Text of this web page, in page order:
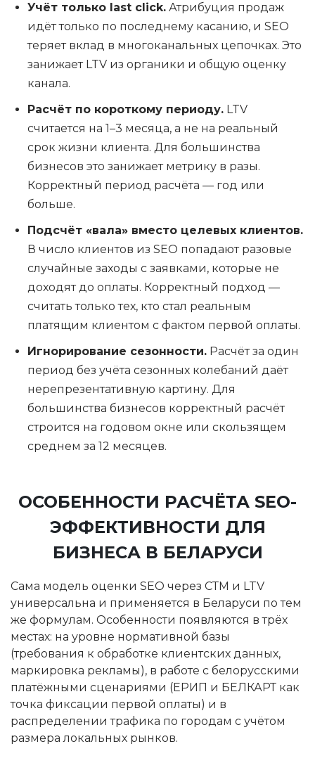
Учёт только last click. Атрибуция продаж
идёт только по последнему касанию, и SEO
теряет вклад в многоканальных цепочках. Это
занижает LTV из органики и общую оценку
канала.
Расчёт по короткому периоду. LTV
считается на 1–3 месяца, а не на реальный
срок жизни клиента. Для большинства
бизнесов это занижает метрику в разы.
Корректный период расчёта — год или
больше.
Подсчёт «вала» вместо целевых клиентов.
В число клиентов из SEO попадают разовые
случайные заходы с заявками, которые не
доходят до оплаты. Корректный подход —
считать только тех, кто стал реальным
платящим клиентом с фактом первой оплаты.
Игнорирование сезонности. Расчёт за один
период без учёта сезонных колебаний даёт
нерепрезентативную картину. Для
большинства бизнесов корректный расчёт
строится на годовом окне или скользящем
среднем за 12 месяцев.
ОСОБЕННОСТИ РАСЧЁТА SEO-
ЭФФЕКТИВНОСТИ ДЛЯ
БИЗНЕСА В БЕЛАРУСИ
Сама модель оценки SEO через СТМ и LTV
универсальна и применяется в Беларуси по тем
же формулам. Особенности появляются в трёх
местах: на уровне нормативной базы
(требования к обработке клиентских данных,
маркировка рекламы), в работе с белорусскими
платёжными сценариями (ЕРИП и БЕЛКАРТ как
точка фиксации первой оплаты) и в
распределении трафика по городам с учётом
размера локальных рынков.